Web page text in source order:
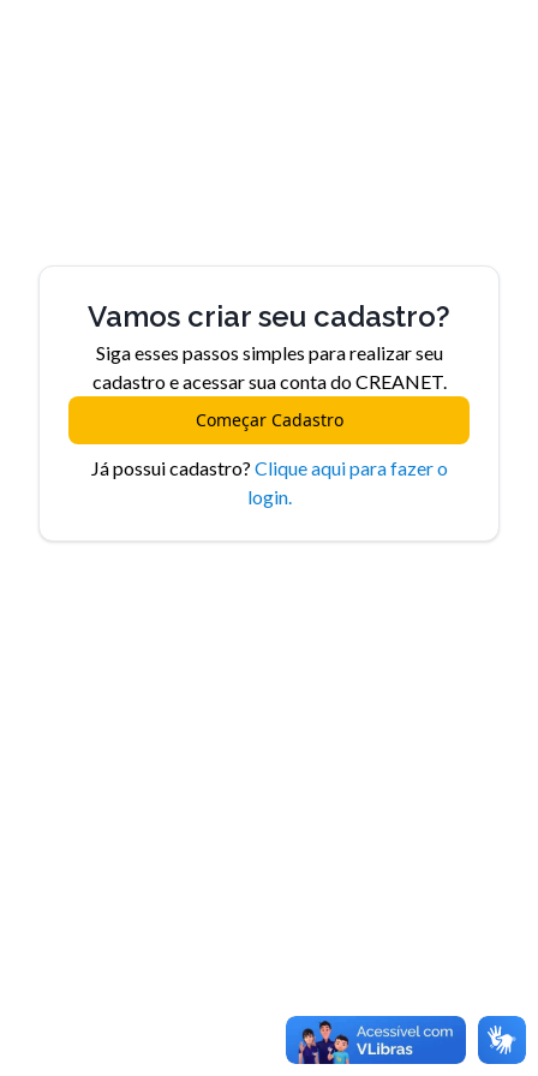
Vamos criar seu cadastro?
Siga esses passos simples para realizar seu
cadastroe acessar sua conta do CREANET.
Já possui cadastro? Clique aqui para fazer o
login.
ONIRO-12-DC